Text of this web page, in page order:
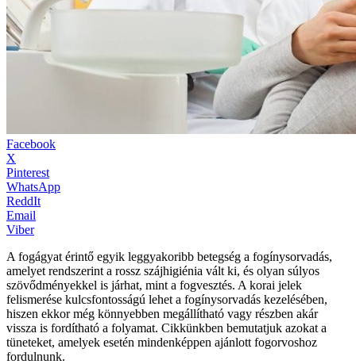
Facebook
X
Pinterest
WhatsApp
ReddIt
Email
Viber
A fogágyat érintő egyik leggyakoribb betegség a fogínysorvadás,
amelyet rendszerint a rossz szájhigiénia vált ki, és olyan súlyos
szövődményekkel is járhat, mint a fogvesztés. A korai jelek
felismerése kulcsfontosságú lehet a fogínysorvadás kezelésében,
hiszen ekkor még könnyebben megállítható vagy részben akár
vissza is fordítható a folyamat. Cikkünkben bemutatjuk azokat a
tüneteket, amelyek esetén mindenképpen ajánlott fogorvoshoz
fordulnunk.